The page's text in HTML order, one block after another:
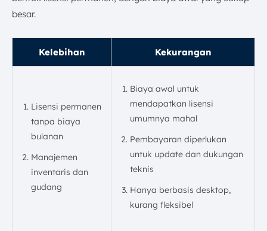
besar.
Kelebihan Kekurangan
Lisensi permanen
tanpa biaya
bulanan
Manajemen
inventaris dan
gudang
Biaya awal untuk
mendapatkan lisensi
umumnya mahal
Pembayaran diperlukan
untuk update dan dukungan
teknis
Hanya berbasis desktop,
kurang fleksibel